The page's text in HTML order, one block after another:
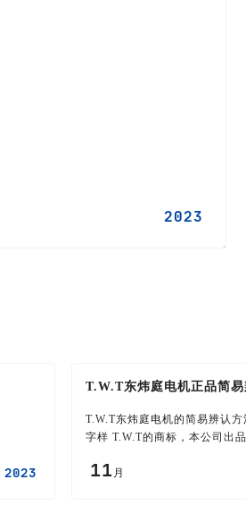
2023
2023
T.W.T东炜庭电机正品简
T.W.T东炜庭电机的简易辨认方
字样 T.W.T的商标，本公司出品的所有电
防伪标签上的二维码验证
11 月